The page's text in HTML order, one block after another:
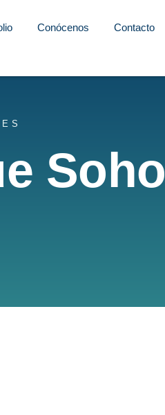
Conócenos Contacto
Soho